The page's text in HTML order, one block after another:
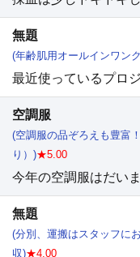
無題
(年齢肌用オールインワン
最近使っているプロ
空調服
(空調服の品ぞろえも豊富
り）)★5.00
今年の空調服はだい
無題
(分別、運搬はスタッフに
収)★4.00